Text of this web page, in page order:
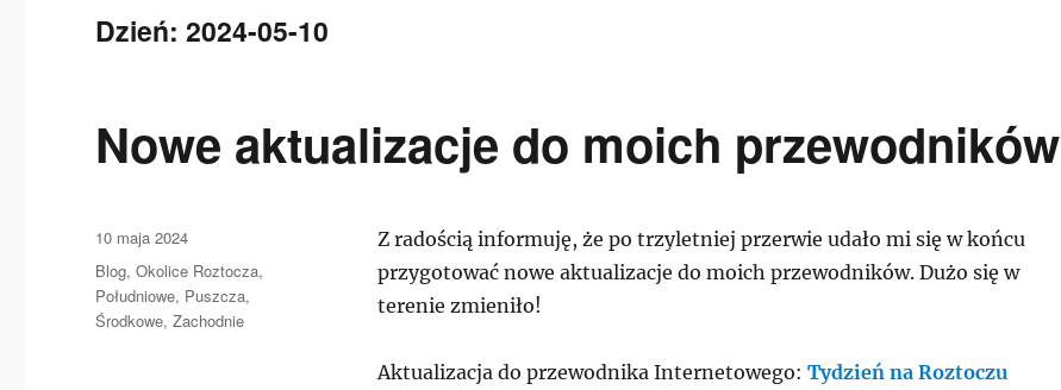
Dzień:2024-05-10
Nowe aktualizacje do moich przewodników
Z radością informuję, że po trzyletniej przerwie udało mi się w końcu
przygotować nowe aktualizacje do moich przewodników. Dużo się w
terenie zmieniło!
Aktualizacja do przewodnika Internetowego: Tydzień na Roztoczu
Data
publikacji
10 maja 2024
Kategorie
Blog,Okolice Roztocza,
Południowe, Puszcza,
Środkowe,Zachodnie